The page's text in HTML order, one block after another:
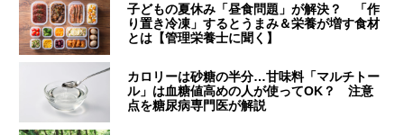
子どもの夏休み「昼食問題」が解決？ 「作
り置き冷凍」するとうまみ＆栄養が増す食材
とは【管理栄養士に聞く】
カロリーは砂糖の半分…甘味料「マルチトー
ル」は血糖値高めの人が使ってOK？ 注意
点を糖尿病専門医が解説